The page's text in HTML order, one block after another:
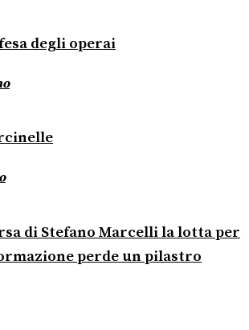
degli operai
di Stefano Marcelli la lotta per
perde un pilastro